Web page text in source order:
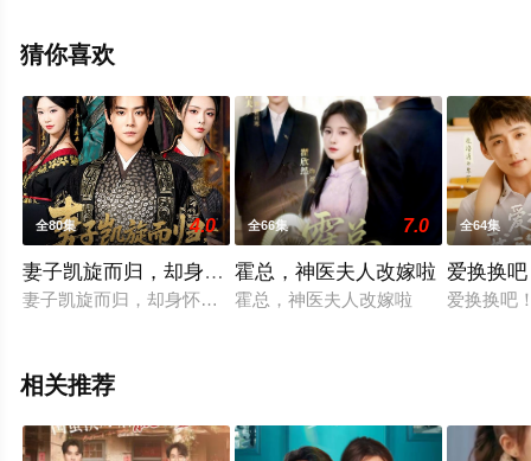
电视剧、电视猫或剧情网等平台了解。
猜你喜欢
全80集 4.0
妻子凯旋而归，却身怀六甲
妻子凯旋而归，却身怀六甲
全66集 7.0
霍总，神医夫人改嫁啦
霍总，神医夫人改嫁啦
全64集
爱换换
爱换换吧
相关推荐